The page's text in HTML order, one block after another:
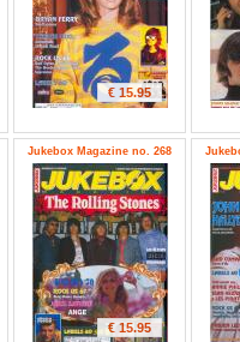
€ 15.95
Jukebox Magazine no. 268
€ 15.95